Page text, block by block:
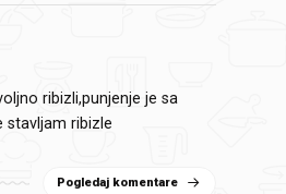
ribizli,punjenje je sa
stavljam ribizle
Pogledaj komentare